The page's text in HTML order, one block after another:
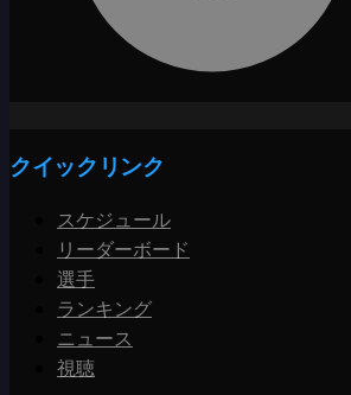
クイックリンク
スケジュール
リーダーボード
選手
ランキング
ニュース
視聴